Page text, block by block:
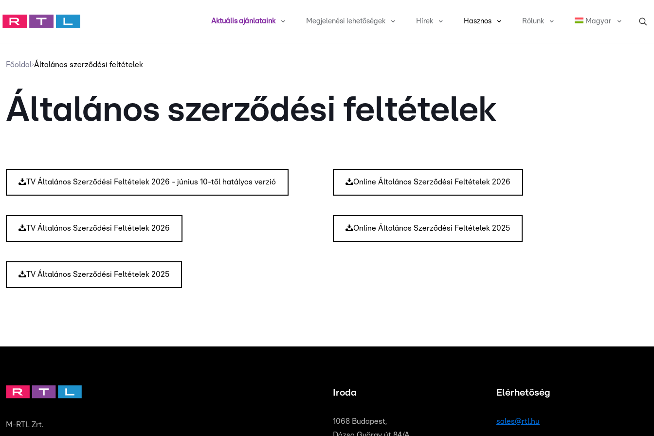
Aktuális ajánlataink Megjelenési lehetőségek Hírek Hasznos Rólunk Magyar
Főoldal>Általános szerződési feltételek
Általános szerződési feltételek
TV Általános Szerződési Feltételek 2026 - június 10-től hatályos verzió
TV Általános Szerződési Feltételek 2026
TV Általános Szerződési Feltételek 2025
Online Általános Szerződési Feltételek 2026
Online Általános Szerződési Feltételek 2025
M-RTL Zrt.
Iroda
1068 Budapest,
Elérhetőség
sales@rtl.hu